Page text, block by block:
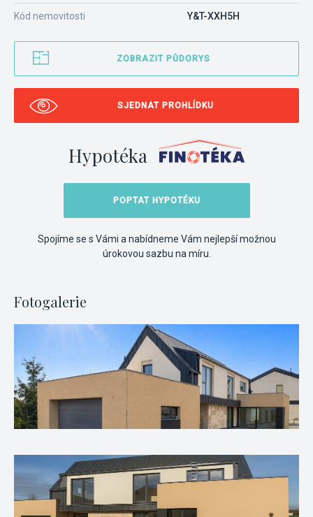
Kód nemovitosti Y&T-XXH5H
ZOBRAZIT PŮDORYS
SJEDNAT PROHLÍDKU
Hypotéka
POPTAT HYPOTÉKU
Spojíme se s Vámi a nabídneme Vám nejlepší možnou
úrokovou sazbu na míru.
Fotogalerie